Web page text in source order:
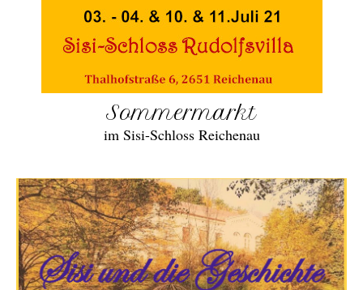
Sommermarkt
im Sisi-Schloss Reichenau